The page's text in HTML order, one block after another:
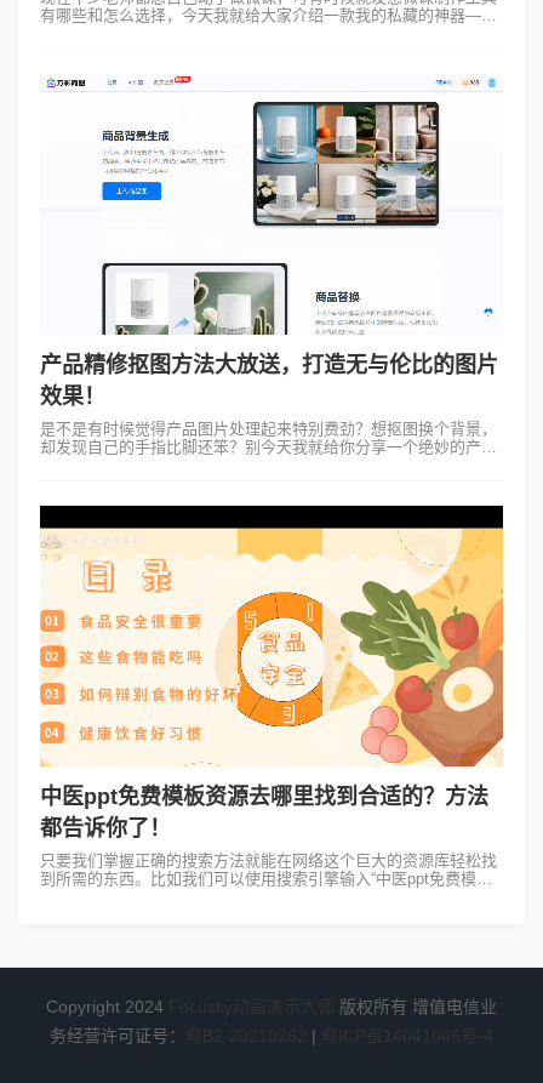
有哪些和怎么选择，今天我就给大家介绍一款我的私藏的神器——
产品精修抠图方法大放送，打造无与伦比的图片
效果！
是不是有时候觉得产品图片处理起来特别费劲？想抠图换个背景，
却发现自己的手指比脚还笨？别今天我就给你分享一个绝妙的产品
中医ppt免费模板资源去哪里找到合适的？方法
都告诉你了！
只要我们掌握正确的搜索方法就能在网络这个巨大的资源库轻松找
到所需的东西。比如我们可以使用搜索引擎输入“中医ppt免费模板
Copyright 2024 Focusky动画演示大师
版权所有 增值电信业
务经营许可证号：
粤B2-20210262 | 粤ICP备14041046号-4